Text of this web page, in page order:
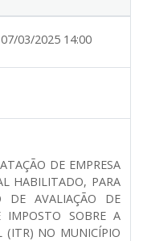
07/03/2025 14:00
DE EMPRESA
HABILITADO, PARA
DE AVALIAÇÃO DE
IMPOSTO SOBRE A
(ITR) NO MUNICÍPIO